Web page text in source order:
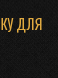
ДЛЯ